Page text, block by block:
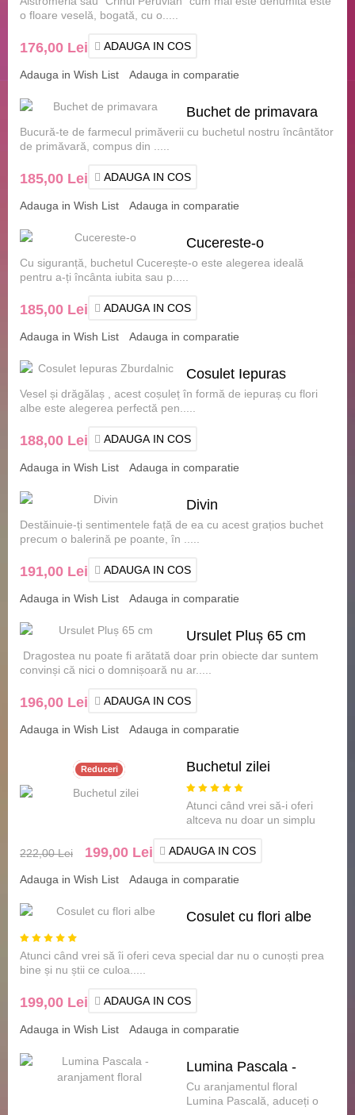
o floare veselă, bogată, cu o.....
176,00 Lei ADAUGA IN COS
Adauga in Wish List Adauga in comparatie
Buchet de primavara
Bucură-te de farmecul primăverii cu buchetul nostru încântător
de primăvară, compus din .....
185,00 Lei ADAUGA IN COS
Adauga in Wish List Adauga in comparatie
Cucereste-o
Cu siguranță, buchetul Cucerește-o este alegerea ideală
pentru a-ți încânta iubita sau p.....
185,00 Lei ADAUGA IN COS
Adauga in Wish List Adauga in comparatie
Cosulet Iepuras
Zburdalnic
Vesel și drăgălaș , acest coșuleț în formă de iepuraș cu flori
albe este alegerea perfectă pen.....
188,00 Lei ADAUGA IN COS
Adauga in Wish List Adauga in comparatie
Divin
Destăinuie-ți sentimentele față de ea cu acest grațios buchet
precum o balerină pe poante, în .....
191,00 Lei ADAUGA IN COS
Adauga in Wish List Adauga in comparatie
Ursulet Pluș 65 cm
Dragostea nu poate fi arătată doar prin obiecte dar suntem
convinși că nici o domnișoară nu ar.....
196,00 Lei ADAUGA IN COS
Adauga in Wish List Adauga in comparatie
Reduceri Buchetul zilei
Atunci când vrei să-i oferi
altceva nu doar un simplu
BUCHETUL ZILEI, un p.....
222,00 Lei 199,00 Lei ADAUGA IN COS
Adauga in Wish List Adauga in comparatie
Cosulet cu flori albe
Atunci când vrei să îi oferi ceva special dar nu o cunoști prea
bine și nu știi ce culoa.....
199,00 Lei ADAUGA IN COS
Adauga in Wish List Adauga in comparatie
Lumina Pascala -
aranjament floral
Cu aranjamentul floral
Lumina Pascală, aduceți o